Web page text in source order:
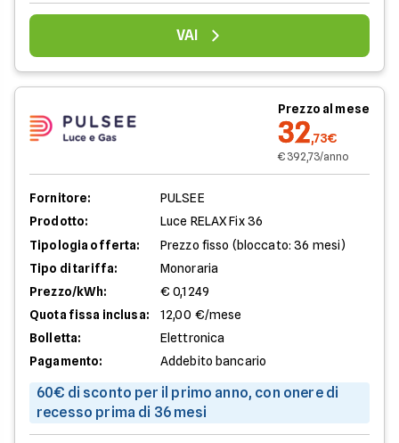
VAI
Prezzo al mese
32,73€
€ 392,73/anno
Fornitore:
PULSEE
Prodotto:
Luce RELAX Fix 36
Tipologia offerta:
Prezzo fisso (bloccato: 36 mesi)
Tipo di tariffa:
Monoraria
Prezzo/kWh:
€ 0,1249
Quota fissa inclusa:
12,00 €/mese
Bolletta:
Elettronica
Pagamento:
Addebito bancario
60€ di sconto per il primo anno, con onere di
recesso prima di 36 mesi